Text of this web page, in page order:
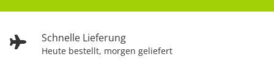
Schnelle Lieferung
Heute bestellt, morgen geliefert